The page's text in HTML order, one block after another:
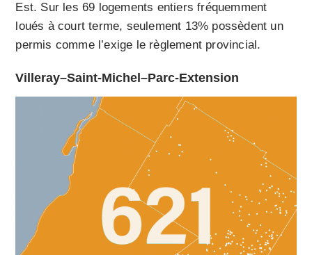
Est. Sur les 69 logements entiers fréquemment
loués à court terme, seulement 13% possèdent un
permis comme l’exige le règlement provincial.
Villeray–Saint-Michel–Parc-Extension